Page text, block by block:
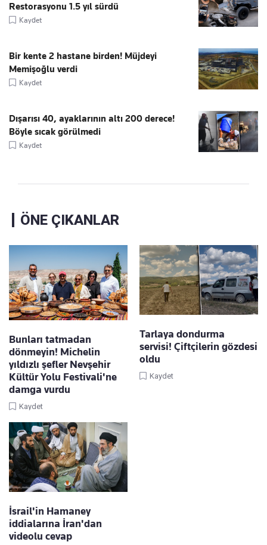
Restorasyonu 1.5 yıl sürdü
Kaydet
Bir kente 2 hastane birden! Müjdeyi
Memişoğlu verdi
Kaydet
Dışarısı 40, ayaklarının altı 200 derece!
Böyle sıcak görülmedi
Kaydet
ÖNE ÇIKANLAR
Bunları tatmadan
dönmeyin! Michelin
yıldızlı şefler Nevşehir
Kültür Yolu Festivali'ne
damga vurdu
Kaydet
Tarlaya dondurma
servisi! Çiftçilerin gözdesi
oldu
Kaydet
İsrail'in Hamaney
iddialarına İran'dan
videolu cevap